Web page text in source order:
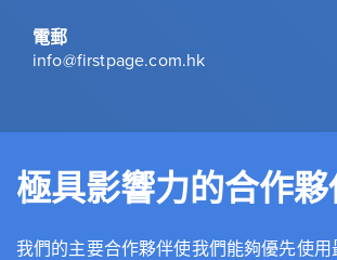
電郵
info@firstpage.com.hk
極具影響力的合作
我們的主要合作夥伴使我們能夠優先使